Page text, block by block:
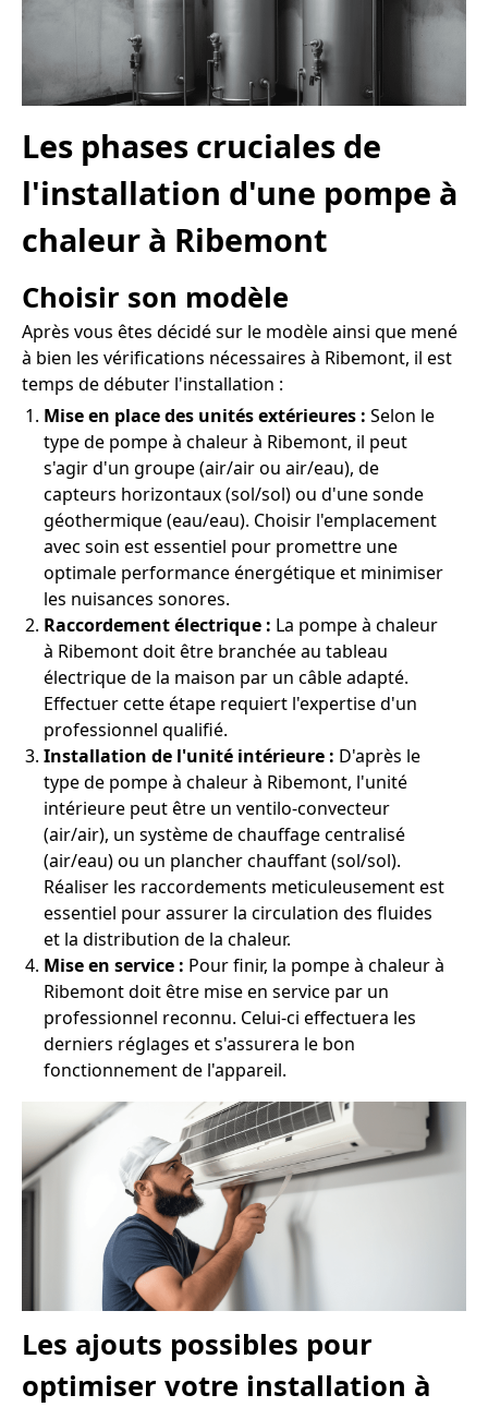
Les phases cruciales de
l'installation d'une pompe à
chaleur à Ribemont
Choisir son modèle
Après vous êtes décidé sur le modèle ainsi que mené
à bien les vérifications nécessaires à Ribemont, il est
temps de débuter l'installation :
Mise en place des unités extérieures : Selon le
type de pompe à chaleur à Ribemont, il peut
s'agir d'un groupe (air/air ou air/eau), de
capteurs horizontaux (sol/sol) ou d'une sonde
géothermique (eau/eau). Choisir l'emplacement
avec soin est essentiel pour promettre une
optimale performance énergétique et minimiser
les nuisances sonores.
Raccordement électrique : La pompe à chaleur
à Ribemont doit être branchée au tableau
électrique de la maison par un câble adapté.
Effectuer cette étape requiert l'expertise d'un
professionnel qualifié.
Installation de l'unité intérieure : D'après le
type de pompe à chaleur à Ribemont, l'unité
intérieure peut être un ventilo-convecteur
(air/air), un système de chauffage centralisé
(air/eau) ou un plancher chauffant (sol/sol).
Réaliser les raccordements meticuleusement est
essentiel pour assurer la circulation des fluides
et la distribution de la chaleur.
Mise en service : Pour finir, la pompe à chaleur à
Ribemont doit être mise en service par un
professionnel reconnu. Celui-ci effectuera les
derniers réglages et s'assurera le bon
fonctionnement de l'appareil.
Les ajouts possibles pour
optimiser votre installation à